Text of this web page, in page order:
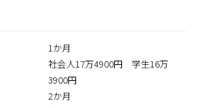
1か月
社会人17万4900円 学生16万
3900円
2か月